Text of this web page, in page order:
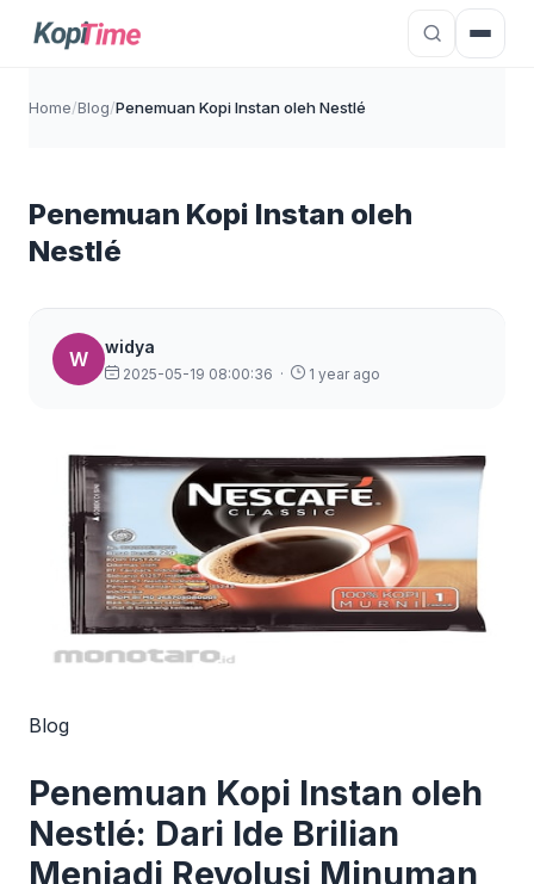
Home/Blog/Penemuan Kopi Instan oleh Nestlé
Penemuan Kopi Instan oleh
Nestlé
W
widya
2025-05-19 08:00:36 · 1 year ago
Blog
Penemuan Kopi Instan oleh
Nestlé: Dari Ide Brilian
Menjadi Revolusi Minuman